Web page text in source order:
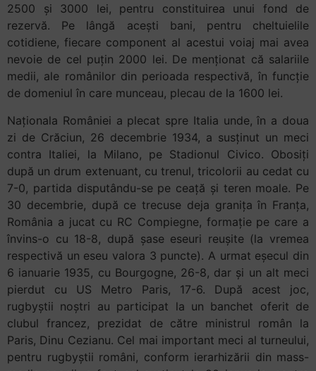
2500 și 3000 lei, pentru constituirea unui fond de
rezervă. Pe lângă acești bani, pentru cheltuielile
cotidiene, fiecare component al acestui voiaj mai avea
nevoie de cel puțin 2000 lei. De menționat că salariile
medii, ale românilor din perioada respectivă, în funcție
de domeniul în care munceau, plecau de la 1600 lei.
Naționala României a plecat spre Italia unde, în a doua
zi de Crăciun, 26 decembrie 1934, a susținut un meci
contra Italiei, la Milano, pe Stadionul Civico. Obosiți
după un drum extenuant, cu trenul, tricolorii au cedat cu
7-0, partida disputându-se pe ceață și teren moale. Pe
30 decembrie, după ce trecuse deja granița în Franța,
România a jucat cu RC Compiegne, formație pe care a
învins-o cu 18-8, după șase eseuri reușite (la vremea
respectivă un eseu valora 3 puncte). A urmat eșecul din
6 ianuarie 1935, cu Bourgogne, 26-8, dar și un alt meci
pierdut cu US Metro Paris, 17-6. După acest joc,
rugbyștii noștri au participat la un banchet oferit de
clubul francez, prezidat de către ministrul român la
Paris, Dinu Cezianu. Cel mai important meci al turneului,
pentru rugbyștii români, conform ierarhizării din mass-